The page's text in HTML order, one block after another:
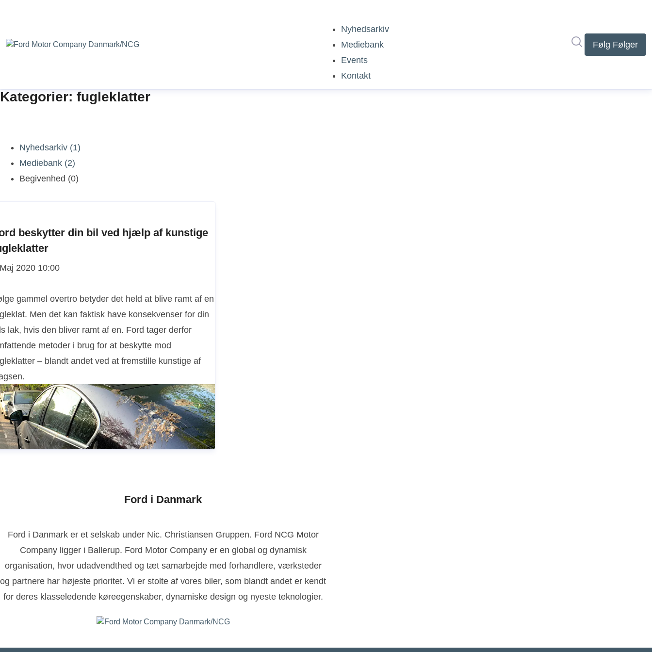
Nyhedsarkiv
Mediebank
Events
Kontakt
Følg Følger
Kategorier: fugleklatter
Nyhedsarkiv (1)
Mediebank (2)
Begivenhed (0)
beskytter din bil ved hjælp af kunstige
2020 10:00
gammel overtro betyder det held at blive ramt af en
Men det kan faktisk have konsekvenser for din
lak, hvis den bliver ramt af en. Ford tager derfor
metoder i brug for at beskytte mod
– blandt andet ved at fremstille kunstige af
Ford i Danmark
Ford i Danmark er et selskab under Nic. Christiansen Gruppen. Ford NCG Motor
Company ligger i Ballerup. Ford Motor Company er en global og dynamisk
organisation, hvor udadvendthed og tæt samarbejde med forhandlere, værksteder
og partnere har højeste prioritet. Vi er stolte af vores biler, som blandt andet er kendt
for deres klasseledende køreegenskaber, dynamiske design og nyeste teknologier.